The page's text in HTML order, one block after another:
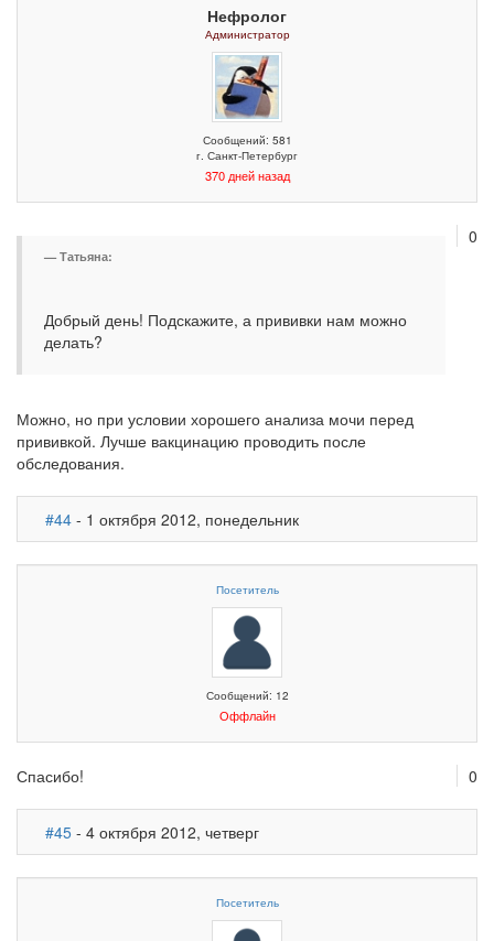
Нефролог
Администратор
Сообщений: 581
г. Санкт-Петербург
370 дней назад
0
Татьяна:
Добрый день! Подскажите, а прививки нам можно
делать?
Можно, но при условии хорошего анализа мочи перед
прививкой. Лучше вакцинацию проводить после
обследования.
#44 - 1 октября 2012, понедельник
Посетитель
Сообщений: 12
Оффлайн
0
Спасибо!
#45 - 4 октября 2012, четверг
Посетитель